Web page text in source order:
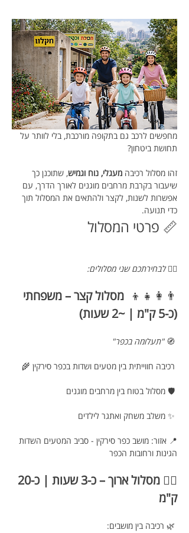
מחפשים לרכב גם בתקופה מורכבת, בלי לוותר על
תחושת ביטחון?
זהו מסלול רכיבה מעגלי, נוח וגמיש, שתוכנן כך
שיעבור בקרבת מרחבים מוגנים לאורך הדרך, עם
אפשרות לשנות, לקצר ולהתאים את המסלול תוך
כדי תנועה.
📏 פרטי המסלול
🚴‍♂️ לבחירתכם שני מסלולים:
👨‍👩‍👧‍👦 מסלול קצר – משפחתי
(כ-5 ק"מ | ~2 שעות)
"תעלומה בכפר"
📍 אזור: מושב כפר סירקין - סביב המטעים השדות
הגינות ורחובות הכפר
🚴‍♂️
ק"מ